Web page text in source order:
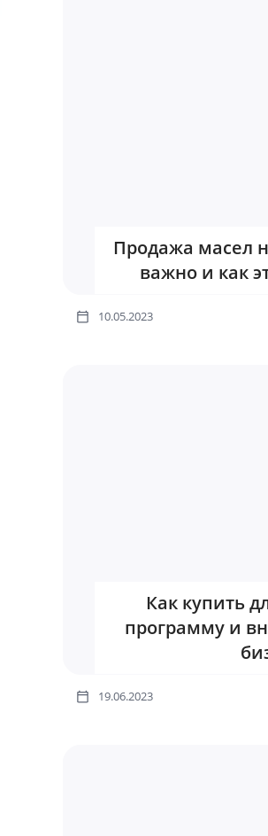
Продажа масел
важно и как
10.05.2023
Как купить
программу и
19.06.2023